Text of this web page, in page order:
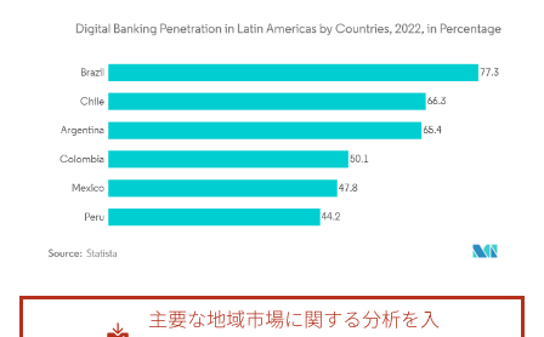
画像 © Mordor Intelligence。再利用にはCC BY 4.0の表示が必要です。